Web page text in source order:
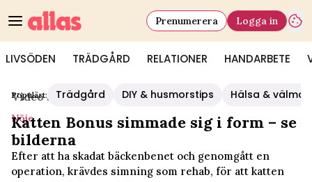
LIVSÖDEN TRÄDGÅRD RELATIONER HANDARBETE
Prenumerera Logga in
Populärt: Trädgård DIY & husmorstips Hälsa &
Video Start/Nöje
Nöje
Katten Bonus simmade sig i form – se
bilderna
Efter att ha skadat bäckenbenet och genomgått en
operation, krävdes simning som rehab, för att katten